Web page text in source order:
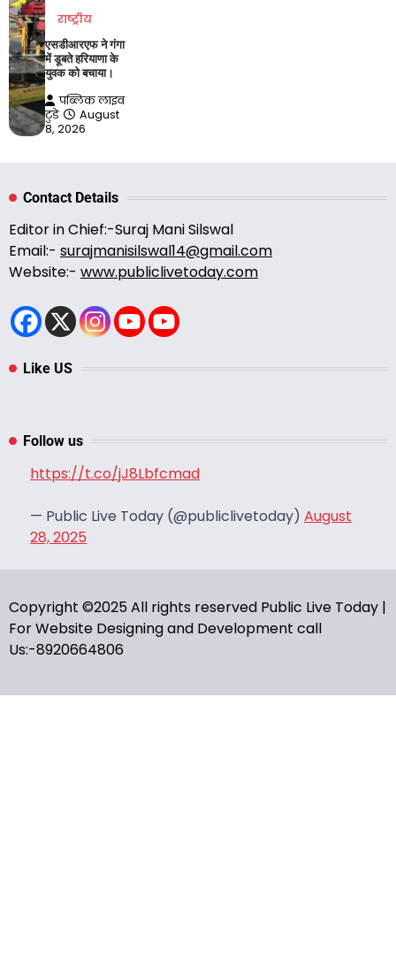
राष्ट्रीय
एसडीआरएफ ने गंगा
में डूबते हरियाणा के
युवक को बचाया।
पब्लिक लाइव
टुडे
August
8, 2026
Contact Details
Editor in Chief:-Suraj Mani Silswal
Email:- surajmanisilswal14@gmail.com
Website:- www.publiclivetoday.com
Like US
Follow us
https://t.co/jJ8Lbfcmad
— Public Live Today (@publiclivetoday) August
28, 2025
Copyright ©2025 All rights reserved Public Live Today |
For Website Designing and Development call
Us:-8920664806